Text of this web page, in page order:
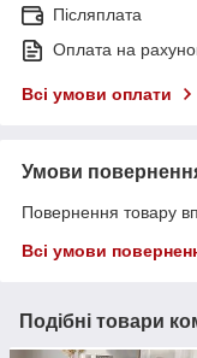
Післяплата
Оплата на
Всі умови оплати
Умови
Повернення товару
Всі умови
Подібні товари